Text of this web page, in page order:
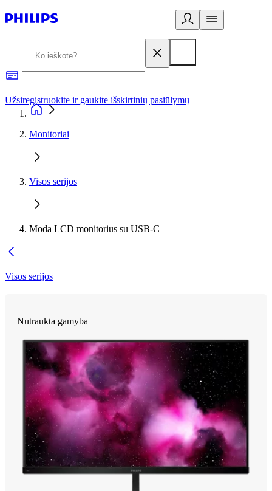
Užsiregistruokite ir gaukite išskirtinių pasiūlymų
Monitoriai
Visos serijos
Moda LCD monitorius su USB-C
Visos serijos
Nutraukta gamyba